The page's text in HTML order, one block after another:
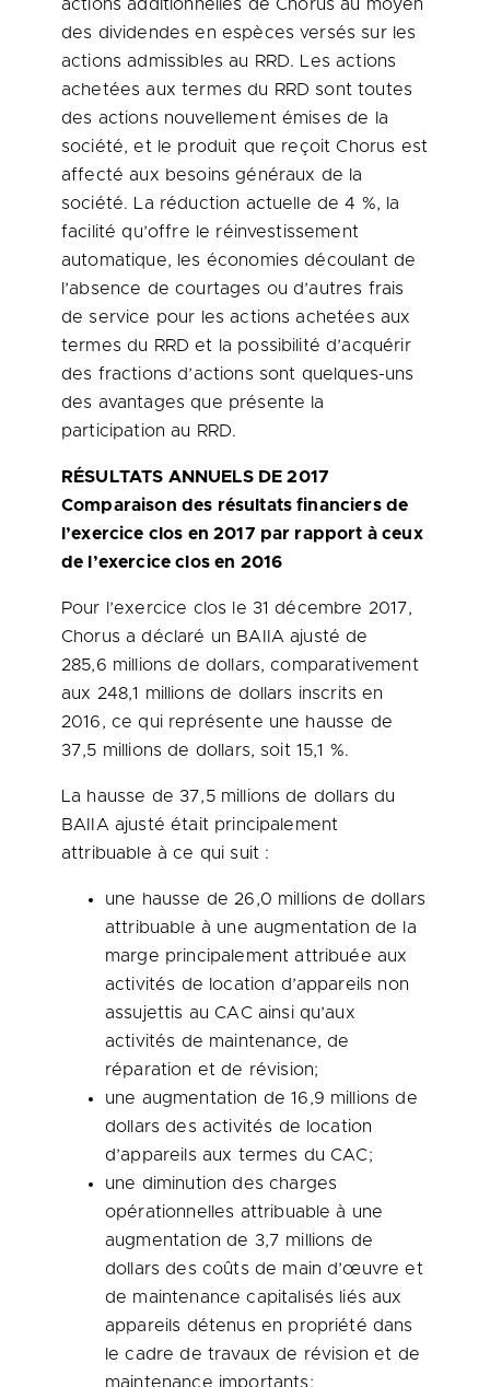
actions additionnelles de Chorus au moyen
des dividendes en espèces versés sur les
actions admissibles au RRD. Les actions
achetées aux termes du RRD sont toutes
des actions nouvellement émises de la
société, et le produit que reçoit Chorus est
affecté aux besoins généraux de la
société. La réduction actuelle de 4 %, la
facilité qu’offre le réinvestissement
automatique, les économies découlant de
l’absence de courtages ou d’autres frais
de service pour les actions achetées aux
termes du RRD et la possibilité d’acquérir
des fractions d’actions sont quelques-uns
des avantages que présente la
participation au RRD.
RÉSULTATS ANNUELS DE 2017
Comparaison des résultats financiers de
l’exercice clos en 2017 par rapport à ceux
de l’exercice clos en 2016
Pour l’exercice clos le 31 décembre 2017,
Chorus a déclaré un BAIIA ajusté de
285,6 millions de dollars, comparativement
aux 248,1 millions de dollars inscrits en
2016, ce qui représente une hausse de
37,5 millions de dollars, soit 15,1 %.
La hausse de 37,5 millions de dollars du
BAIIA ajusté était principalement
attribuable à ce qui suit :
une hausse de 26,0 millions de dollars
attribuable à une augmentation de la
marge principalement attribuée aux
activités de location d’appareils non
assujettis au CAC ainsi qu’aux
activités de maintenance, de
réparation et de révision;
une augmentation de 16,9 millions de
dollars des activités de location
d’appareils aux termes du CAC;
une diminution des charges
opérationnelles attribuable à une
augmentation de 3,7 millions de
dollars des coûts de main d’œuvre et
de maintenance capitalisés liés aux
appareils détenus en propriété dans
le cadre de travaux de révision et de
maintenance importants;